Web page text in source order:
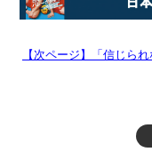
【次ページ】「信じら